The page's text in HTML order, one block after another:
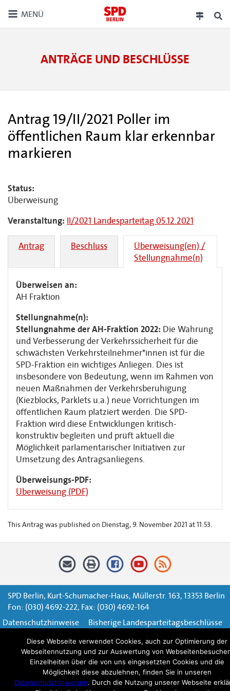
MENÜ
ANTRÄGE UND BESCHLÜSSE
Antrag 19/II/2021 Poller im
öffentlichen Raum klar erkennbar
markieren
Status:
Überweisung
Veranstaltung: II/2021 Landesparteitag 05.12.2021
Antrag Beschluss
Überweisung(en) /
Stellungnahme(n)
Überweisen an:
AH Fraktion
Stellungnahme(n):
Stellungnahme der AH-Fraktion 2022: Die Wahrung
und Verbesserung der Verkehrssicherheit für die
schwächsten Verkehrsteilnehmer*innen istfür die
SPD-Fraktion ein wichtiges Anliegen. Dies ist
insbesondere von Bedeutung, wenn im Rahmen von
neuen Maßnahmen der Verkehrsberuhigung
(Kiezblocks, Parklets u.a.) neue Vorrichtungen im
öffentlichen Raum platziert werden. Die SPD-
Fraktion wird diese Entwicklungen kritisch-
konstruktiv begleiten und prüft aktuell die
Möglichkeit parlamentarischer Initiativen zur
Umsetzung des Antragsanliegens.
Überweisungs-PDF:
Überweisung (PDF)
This Antrag was published on Dienstag, 9. November 2021 at 11:53.
SPD Berlin, Kurt-Schumacher-Haus, Müllerstr. 163, 13353 Berlin
Fon: (030) 4692-222, Fax: (030) 4692-164
Datenschutzhinweise
Bisherige Landesparteitagsbeschlüsse
Impressum
Kontaktformular
Diese Webseite verwendet Cookies, auch zur Optimierung der
Webseitennutzung und zur Auswertung von
Einzelheiten über die von uns eingesetzten Cookies und die
Möglichkeit diese abzulehnen, finden Sie in unseren
Datenschutzhinweisen. Durch die Nutzung unserer Webseite